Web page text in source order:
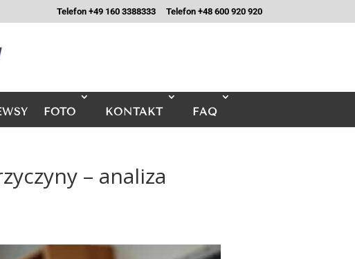
Telefon +49 160 3388333 Telefon +48 600 920 920
FOTO KONTAKT FAQ
– analiza